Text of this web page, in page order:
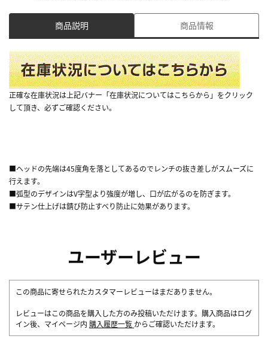
商品説明 商品情報
正確な在庫状況は上記バナー「在庫状況についてはこちらから」をクリック
して頂き、必ずご確認ください。
■ヘッドの先端は45度角を落としてあるのでレンチの抜き差しがスムーズに
行えます。
■弧型のデザインはV字型より強度が増し、口が広がるのを防ぎます。
■サテン仕上げは錆び防止すべり防止に効果があります。
ユーザーレビュー
この商品に寄せられたカスタマーレビューはまだありません。
レビューはこの商品を購入した方のみ投稿いただけます。購入商品はログ
イン後、マイページ内 購入履歴一覧 からご確認いただけます。